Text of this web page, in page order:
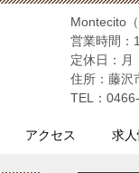
Montecito
営業時間：
定休日：月
住所：藤沢
TEL：
アクセス 求